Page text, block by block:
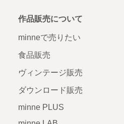
作品販売について
minneで売りたい
食品販売
ヴィンテージ販売
ダウンロード販売
minne PLUS